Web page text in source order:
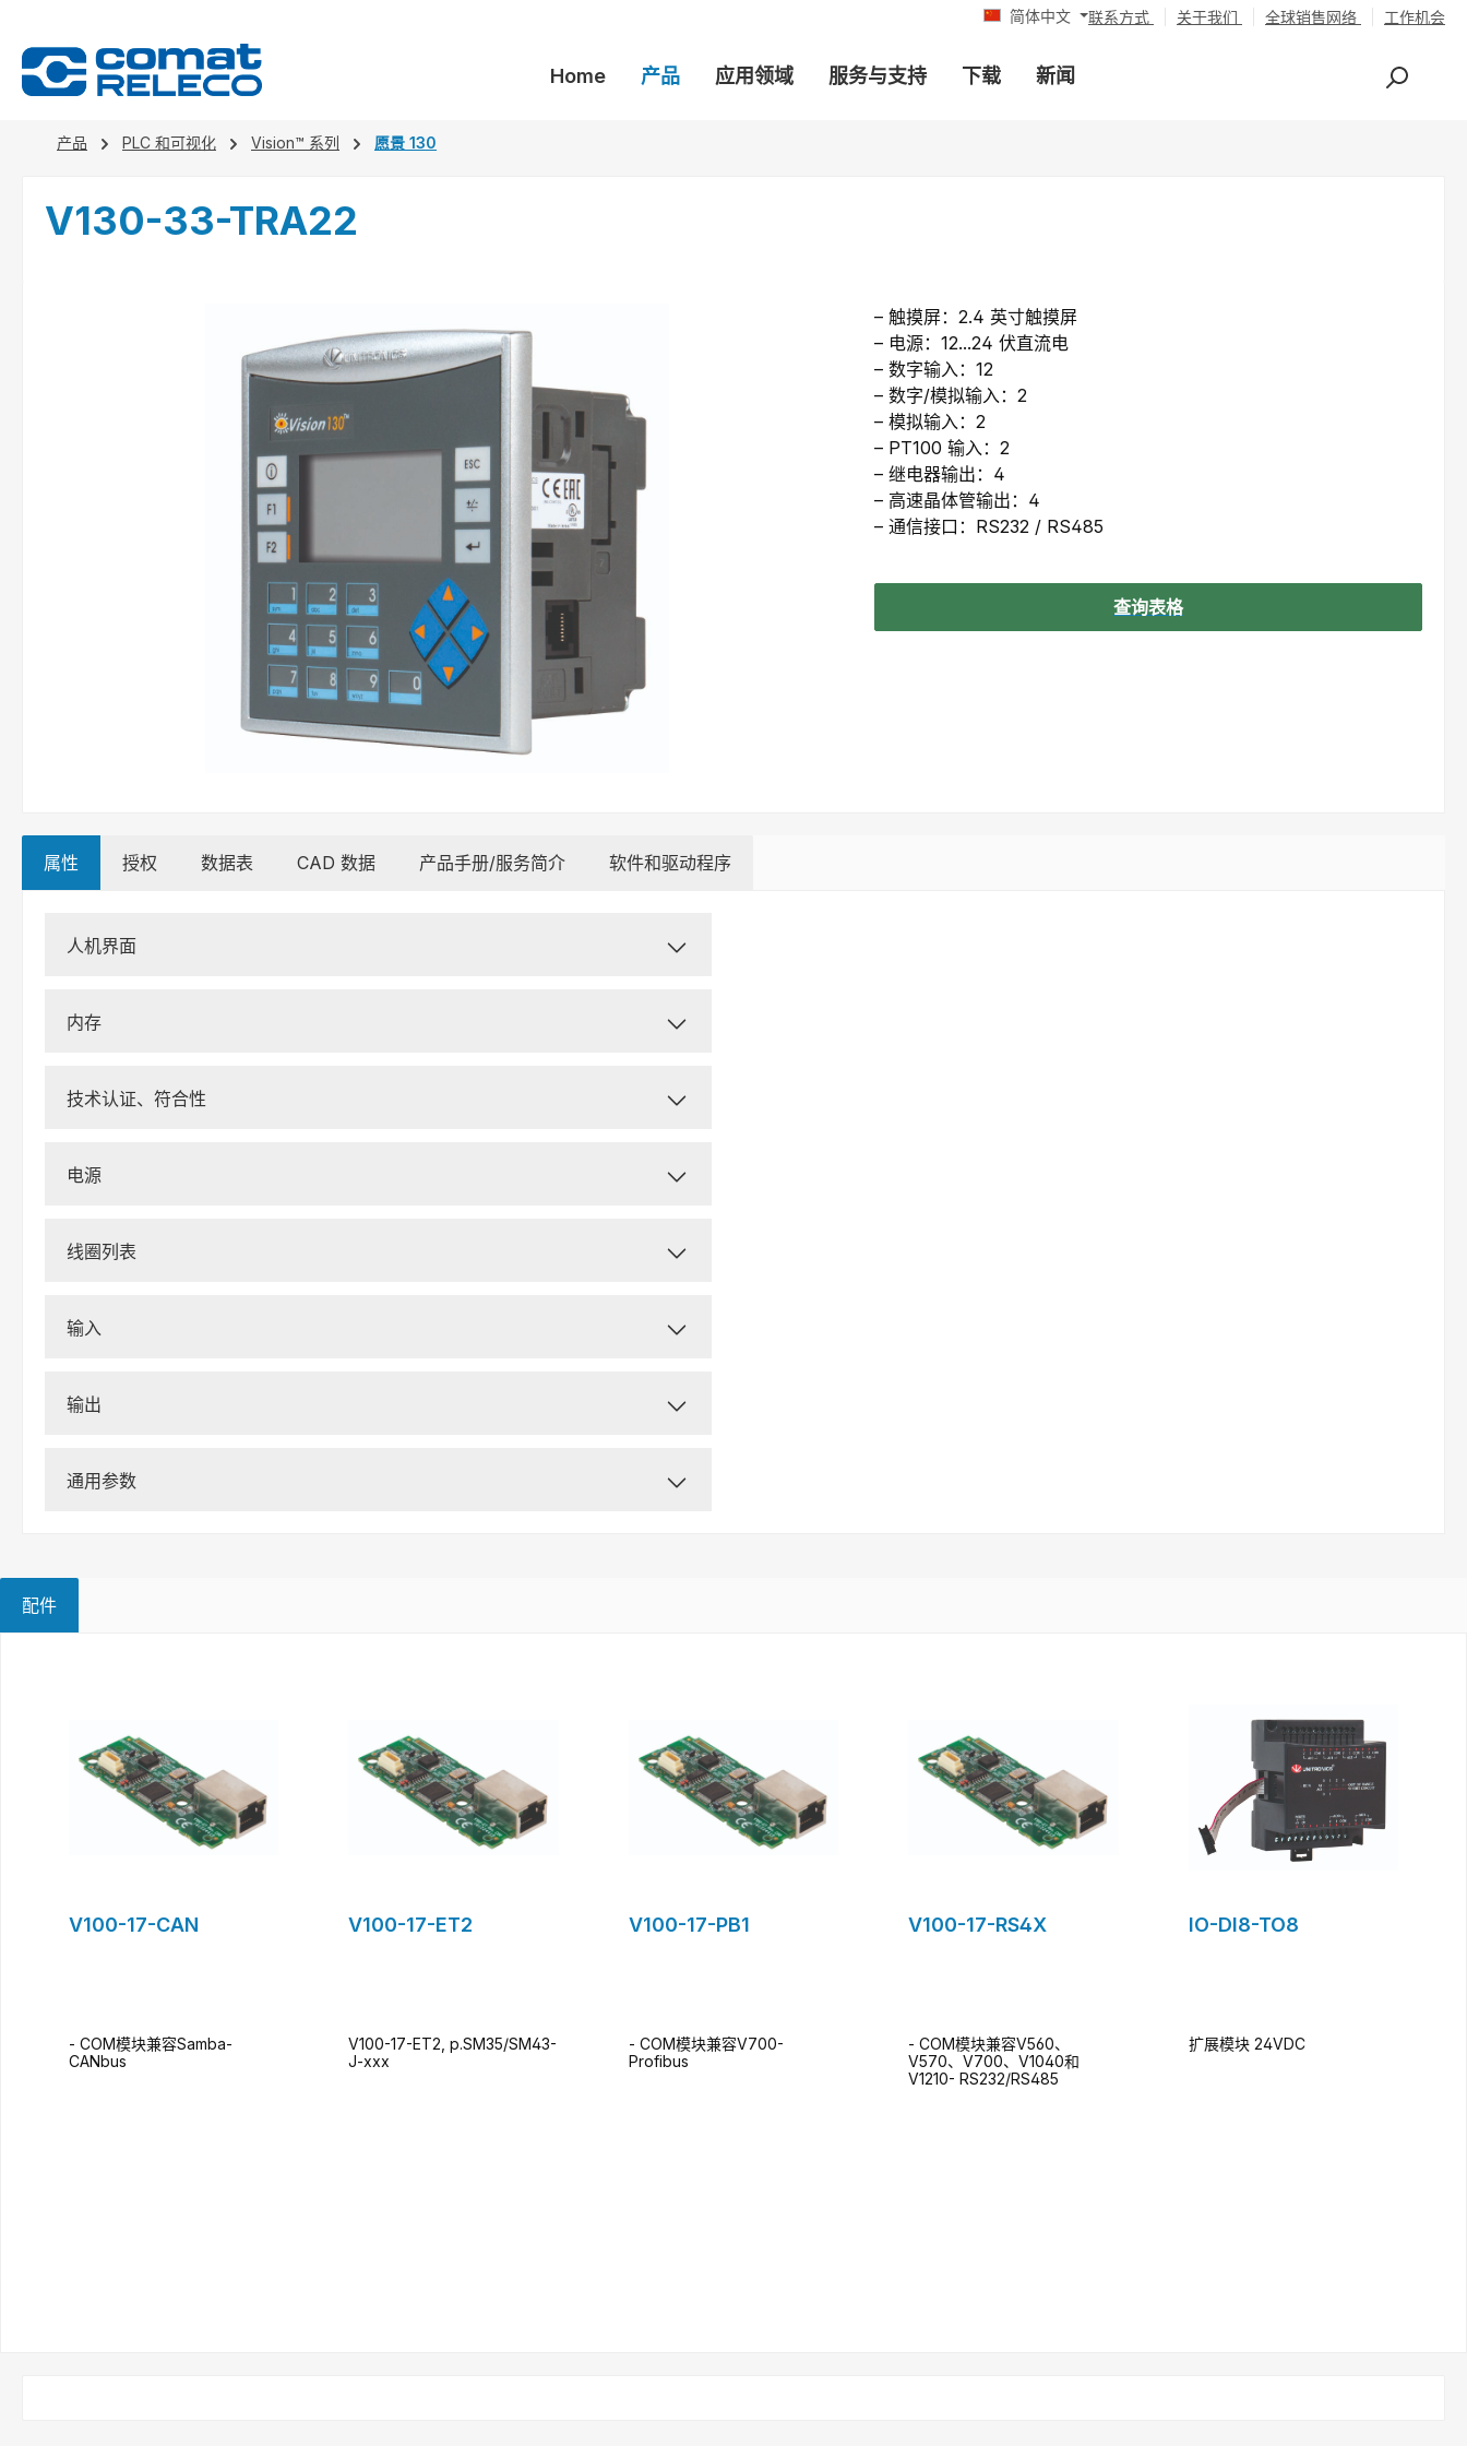
简体中文 联系方式 关于我们 全球销售网络 工作机会
Home 产品 应用领域 服务与支持 下载 新闻
产品 PLC 和可视化 Vision™ 系列 愿景 130
V130-33-TRA22
– 触摸屏：2.4 英寸触摸屏
– 电源：12...24 伏直流电
– 数字输入：12
– 数字/模拟输入：2
– 模拟输入：2
– PT100 输入：2
– 继电器输出：4
– 高速晶体管输出：4
– 通信接口：RS232 / RS485
查询表格
属性 授权 数据表 CAD 数据 产品手册/服务简介 软件和驱动程序
人机界面
内存
技术认证、符合性
电源
线圈列表
输入
输出
通用参数
配件
V100-17-CAN
- COM模块兼容Samba-
CANbus
V100-17-ET2
V100-17-ET2, p.SM35/SM43-
J-xxx
V100-17-PB1
- COM模块兼容V700-
Profibus
V100-17-RS4X
- COM模块兼容V560、
V570、V700、V1040和
V1210- RS232/RS485
IO-DI8-TO8
扩展模块 24VDC